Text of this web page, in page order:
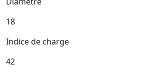
18
Indice de charge
42